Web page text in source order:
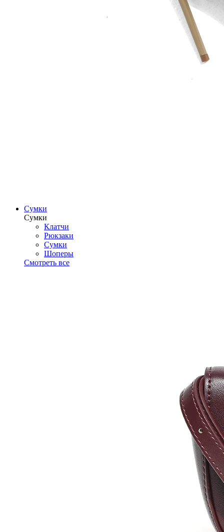
Сумки
Сумки
Клатчи
Рюкзаки
Сумки
Шоперы
Смотреть все